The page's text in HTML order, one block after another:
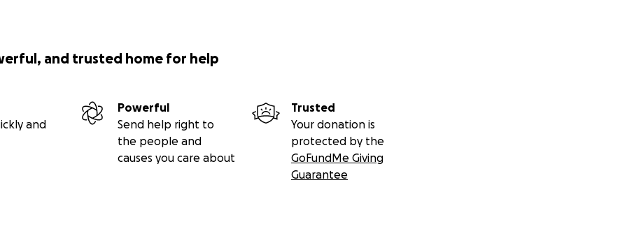
and trusted home for help
and
Powerful
Send help right to
the people and
causes you care about
Trusted
Your donation is
protected by the
GoFundMe Giving
Guarantee